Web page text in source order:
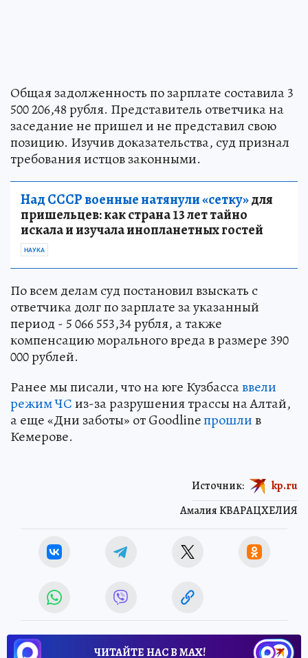
Общая задолженность по зарплате составила 3
500 206,48 рубля. Представитель ответчика на
заседание не пришел и не представил свою
позицию. Изучив доказательства, суд признал
требования истцов законными.
Над СССР военные натянули «сетку»для
пришельцев: как страна 13 лет тайно
искала и изучала инопланетных гостей
НАУКА
По всем делам суд постановил взыскать с
ответчика долг по зарплате за указанный
период - 5 066 553,34 рубля, а также
компенсацию морального вреда в размере 390
000 рублей.
Ранее мы писали, что на юге Кузбассаввели
режим ЧСиз-за разрушения трассы на Алтай,
а еще «Дни заботы» от Goodlineпрошлив
Кемерове.
Амалия КВАРАЦХЕЛИЯ
Источник: kp.ru
ЧИТАЙТЕ НАС В МАХ!